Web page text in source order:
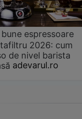
espressoare
2026: cum
de nivel barista
adevarul.ro